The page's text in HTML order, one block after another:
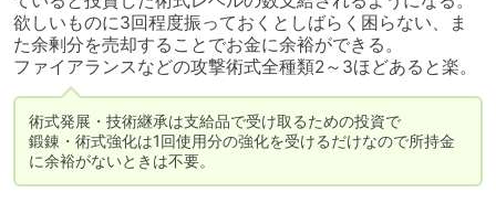
欲しいものに3回程度振っておくとしばらく困らない、ま
た余剰分を売却することでお金に余裕ができる。
ファイアランスなどの攻撃術式全種類2～3ほどあると楽。
術式発展・技術継承は支給品で受け取るための投資で
鍛錬・術式強化は1回使用分の強化を受けるだけなので所持金
に余裕がないときは不要。